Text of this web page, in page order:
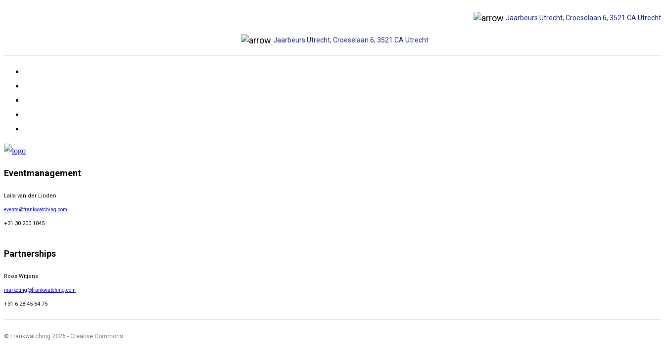
Jaarbeurs Utrecht, Croeselaan 6, 3521 CA Utrecht
Jaarbeurs Utrecht, Croeselaan 6, 3521 CA Utrecht
Eventmanagement
Laila van der Linden
events@frankwatching.com
+31 30 200 1045
Partnerships
Roos Witjens
marketing@frankwatching.com
+31 6 28 45 54 75
© Frankwatching 2026 - Creative Commons